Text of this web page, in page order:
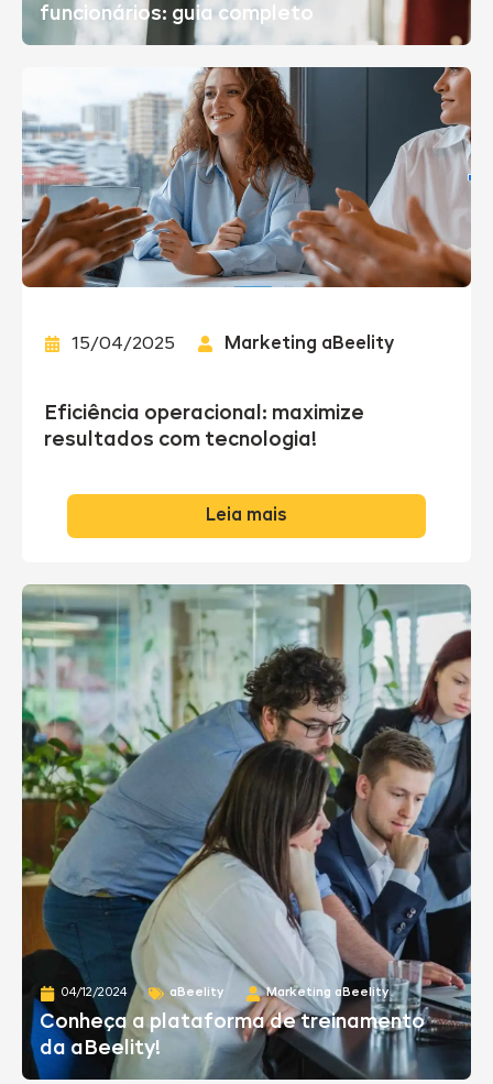
funcionários: guia completo
15/04/2025 Marketing aBeelity
Eficiência operacional: maximize
resultados com tecnologia!
Leia mais
04/12/2024 aBeelity Marketing aBeelity
Conheça a plataforma de treinamento
da aBeelity!